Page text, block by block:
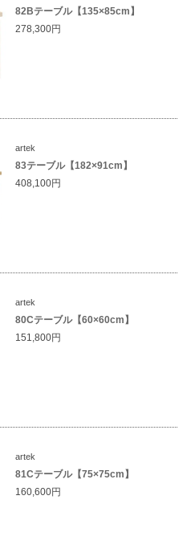
82Bテーブル【135×85cm】
278,300円
artek
83テーブル【182×91cm】
408,100円
artek
80Cテーブル【60×60cm】
151,800円
artek
81Cテーブル【75×75cm】
160,600円